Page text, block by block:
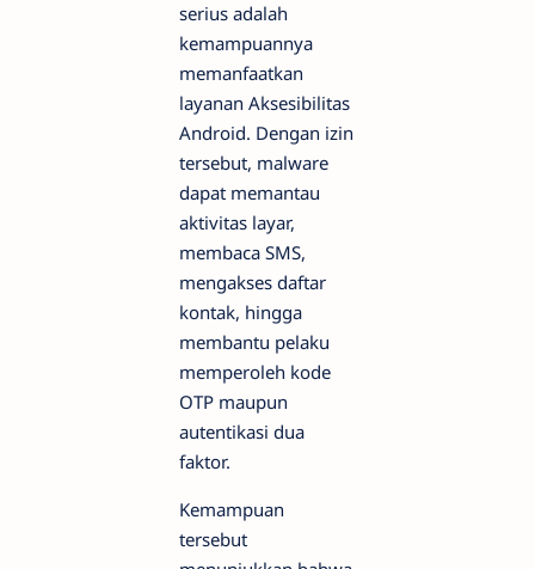
serius adalah
kemampuannya
memanfaatkan
layanan Aksesibilitas
Android. Dengan izin
tersebut, malware
dapat memantau
aktivitas layar,
membaca SMS,
mengakses daftar
kontak, hingga
membantu pelaku
memperoleh kode
OTP maupun
autentikasi dua
faktor.
Kemampuan
tersebut